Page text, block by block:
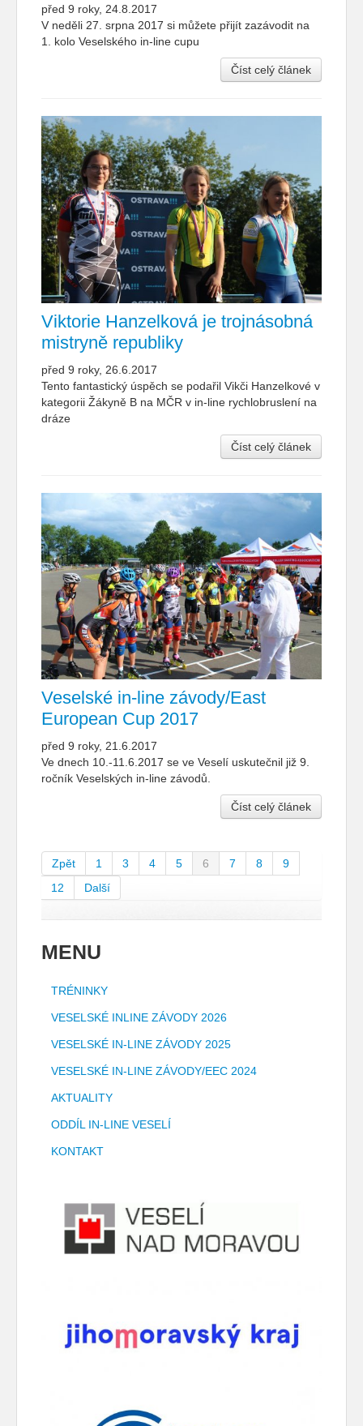
před 9 roky, 24.8.2017
V neděli 27. srpna 2017 si můžete přijít zazávodit na
1. kolo Veselského in-line cupu
Číst celý článek
Viktorie Hanzelková je trojnásobná
mistryně republiky
před 9 roky, 26.6.2017
Tento fantastický úspěch se podařil Vikči Hanzelkové v
kategorii Žákyně B na MČR v in-line rychlobruslení na
dráze
Číst celý článek
Veselské in-line závody/East
European Cup 2017
před 9 roky, 21.6.2017
Ve dnech 10.-11.6.2017 se ve Veselí uskutečnil již 9.
ročník Veselských in-line závodů.
Číst celý článek
Zpět 1 3 4 5 6 7 8
9
12
Další
MENU
TRÉNINKY
VESELSKÉ INLINE ZÁVODY 2026
VESELSKÉ IN-LINE ZÁVODY 2025
VESELSKÉ IN-LINE ZÁVODY/EEC 2024
AKTUALITY
ODDÍL IN-LINE VESELÍ
KONTAKT